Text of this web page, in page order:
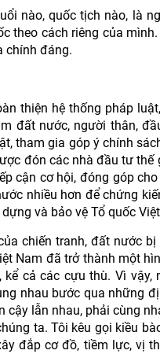
nào, quốc tịch nào, là
theo cách riêng của
chính đáng.
thiện hệ thống pháp
đất nước, người thân,
tham gia góp ý chính
đón các nhà đầu tư
cận cơ hội, đóng góp
nhiều hơn để chứng
và bảo vệ Tổ quốc
chiến tranh, đất nước
Nam đã trở thành một
cả các cựu thù. Vì
nhau bước qua những
cậy lẫn nhau, phải cùng
ta. Tôi kêu gọi kiều
đắp cơ đồ, tiềm lực, vị